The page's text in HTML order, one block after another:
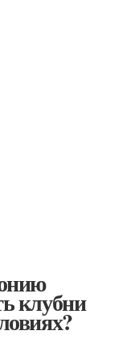
клубни